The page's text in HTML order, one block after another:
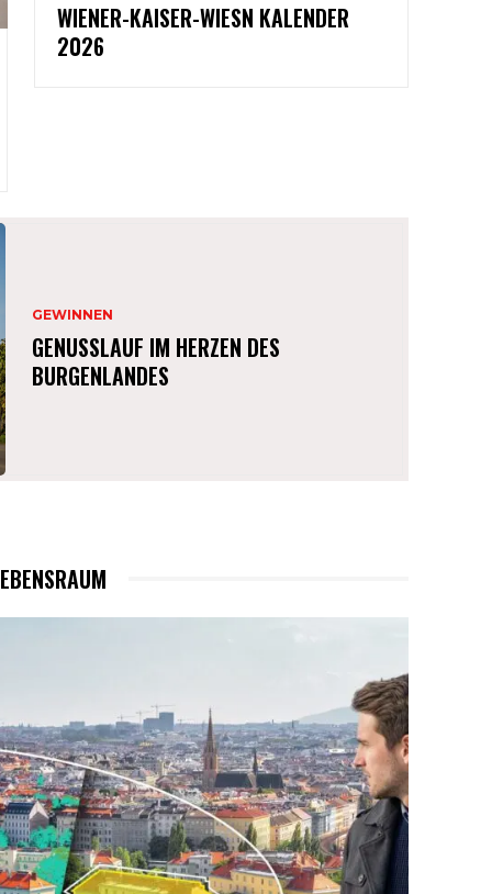
WIENER-KAISER-WIESN KALENDER
2026
GEWINNEN
GENUSSLAUF IM HERZEN DES
BURGENLANDES